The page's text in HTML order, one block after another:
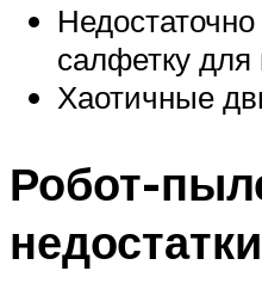
салфетку
Хаотичные
Робот-
недостатки